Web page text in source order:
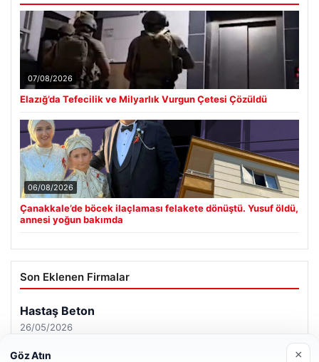
07/08/2026
Elazığ’da Tefecilik ve Milyarlık Vurgun Çetesi Çözüldü
06/08/2026
Çanakkale’de böcek ilaçlaması felakete dönüştü. Yusuf öldü,
annesi yoğun bakımda
Son Eklenen Firmalar
Hastaş Beton
26/05/2026
Göz Atın ×